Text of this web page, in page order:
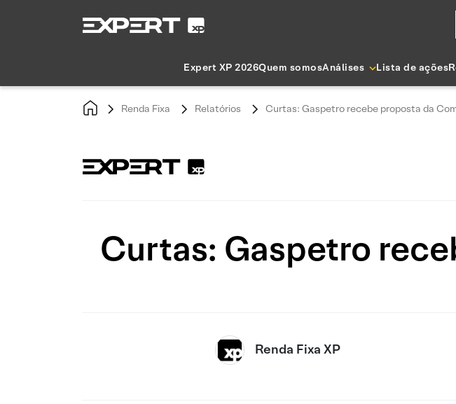
Expert XP 2026Quem somosAnálises Lista de ações
Renda Fixa Relatórios Curtas: Gaspetro recebe proposta da
Curtas: Gaspetro
Renda Fixa XP